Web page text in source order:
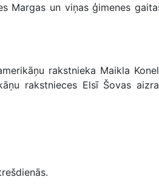
Margas un viņas ģimenes
rakstnieka Maikla
rakstnieces Elsī Šovas